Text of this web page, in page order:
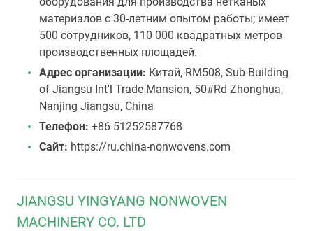
материалов с 30-летним опытом работы; имеет
500 сотрудников, 110 000 квадратных метров
производственных площадей.
Адрес организации: Китай, RM508, Sub-Building
of Jiangsu Int'l Trade Mansion, 50#Rd Zhonghua,
Nanjing Jiangsu, China
Телефон: +86 51252587768
Сайт: https://ru.china-nonwovens.com
JIANGSU YINGYANG NONWOVEN
MACHINERY CO. LTD